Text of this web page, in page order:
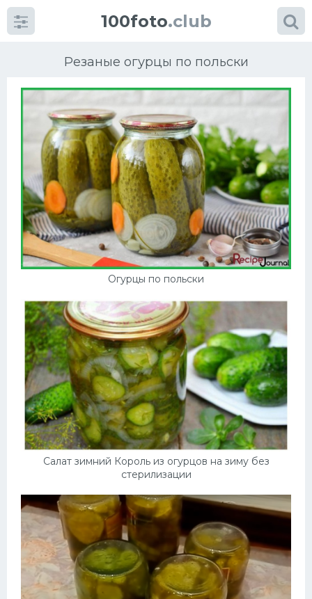
100foto.club
Резаные огурцы по польски
Огурцы по польски
Салат зимний Король из огурцов на зиму без
стерилизации
Категории картинок
Супы
Мясные блюда
Печенье
Выпечка
Десерт
Напитки
Дизайн комнаты